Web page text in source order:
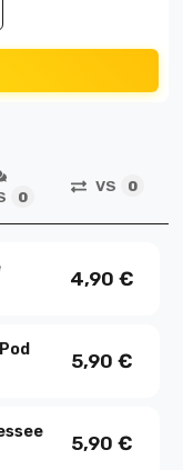
0
VS 0
4,90 €
5,90 €
5,90 €